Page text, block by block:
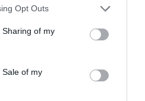
app uses one or more Google
behaviour. You may click to
and its third-party tags to
purposes in below Google
Opt Outs
of my
of my